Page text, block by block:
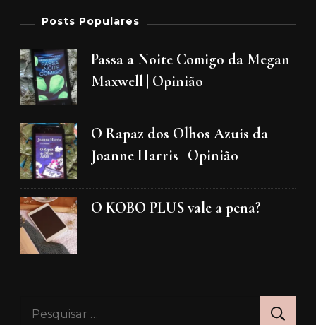
Posts Populares
Passa a Noite Comigo da Megan
Maxwell | Opinião
O Rapaz dos Olhos Azuis da
Joanne Harris | Opinião
O KOBO PLUS vale a pena?
Pesquisar